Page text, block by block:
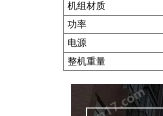
机组材质
功率
电源
整机重量